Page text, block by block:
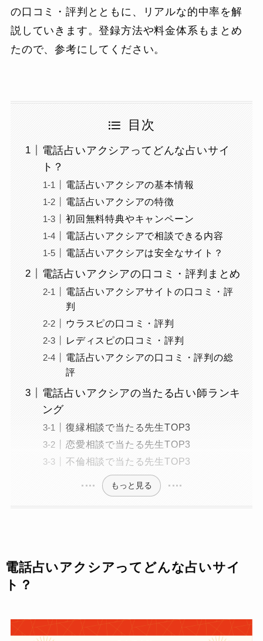
の口コミ・評判とともに、リアルな的中率を解
説していきます。登録方法や料金体系もまとめ
たので、参考にしてください。
目次
電話占いアクシアってどんな占いサイ
ト？
電話占いアクシアの基本情報
電話占いアクシアの特徴
初回無料特典やキャンペーン
電話占いアクシアで相談できる内容
電話占いアクシアは安全なサイト？
電話占いアクシアの口コミ・評判まとめ
電話占いアクシアサイトの口コミ・評
判
ウラスピの口コミ・評判
レディスピの口コミ・評判
電話占いアクシアの口コミ・評判の総
評
電話占いアクシアの当たる占い師ランキ
ング
復縁相談で当たる先生TOP3
恋愛相談で当たる先生TOP3
不倫相談で当たる先生TOP3
もっと見る
電話占いアクシアってどんな占いサイ
ト？